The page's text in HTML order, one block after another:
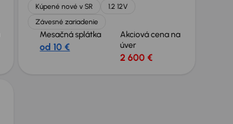
Kúpené nové v SR
1.2 12V
Závesné zariadenie
Mesačná splátka
od 10 €
Akciová cena na
úver
2 600 €